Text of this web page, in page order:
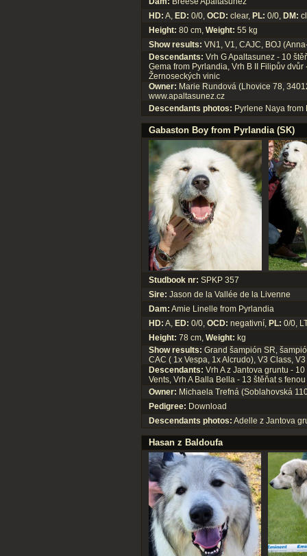
HD: A, ED: 0/0, OCD: clear, PL: 0/0, DM:
Height: 80 cm, Weight: 55 kg
Show results: VN1, V1, CAJC, BOJ
Descendants: Vrh G Apaltasunez - 10
Gema from Pyrlandia, Vrh B II Filipův
Žernoseckých vinic
Owner: Marie Rundová (Lhovice 78,
www.apaltasunez.cz
Descendants photos: Pyrlene Naya from
Gabaston Boy from Pyrlandia (SK)
Studbook nr: SPKP 357
Sire: Jason de la Vallée de la Livenne
Dam: Amie Linelle from Pyrlandia
HD: A, ED: 0/0, OCD: negativní, PL: 0/0,
Height: 78 cm, Weight: kg
Show results: Grand šampión SR,
CAC ( 1x Vespa, 1x Alcrudo), V3 Class,
Descendants: Vrh A z Jantova gruntu -
Vents, Vrh A Balla Bella - 13 štěňat s
Owner: Michaela Trefná (Soblahovská
Pedigree: Download
Descendants photos: Adelle z Jantova
Hasan z Baldoufa